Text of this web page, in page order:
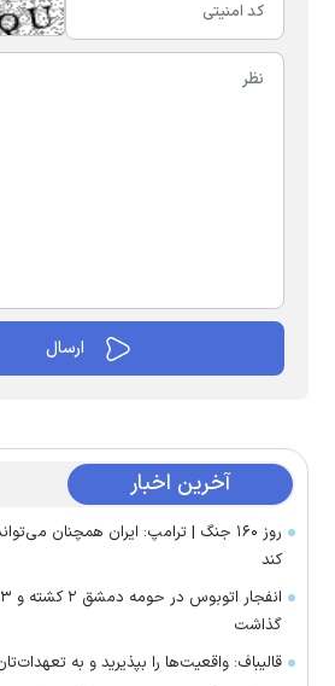
آخرین اخبار
روز ۱۶۰ جنگ | ترامپ: ایران همچنان
کند
گذاشت
قالیباف: واقعیت‌ها را بپذیرید و به